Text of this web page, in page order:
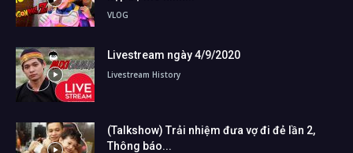
VLOG
Livestream ngày 4/9/2020
Livestream History
(Talkshow) Trải nhiệm đưa vợ đi đẻ lần 2,
Thông báo...